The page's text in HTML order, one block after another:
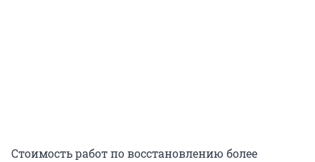
Стоимость работ по восстановлению более